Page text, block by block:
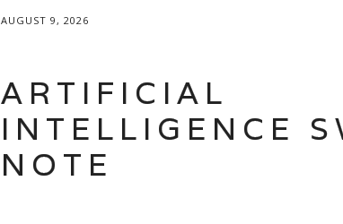
AUGUST 9, 2026
ARTIFICIAL
INTELLIGENCE
NOTE